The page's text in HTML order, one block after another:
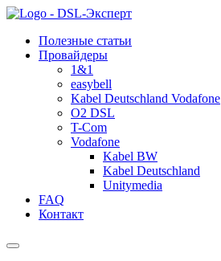
Полезные статьи
Провайдеры
1&1
easybell
Kabel Deutschland Vodafone
O2 DSL
T-Com
Vodafone
Kabel BW
Kabel Deutschland
Unitymedia
FAQ
Контакт